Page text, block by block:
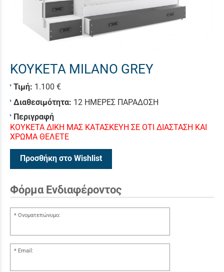
KOYKETA MILANO GREY
Τιμή: 1.100 €
Διαθεσιμότητα: 12 ΗΜΕΡΕΣ ΠΑΡΑΔΟΣΗ
Περιγραφή
KOYKETA ΔΙΚΗ ΜΑΣ ΚΑΤΑΣΚΕΥΗ ΣΕ ΟΤΙ ΔΙΑΣΤΑΣΗ ΚΑΙ
ΧΡΩΜΑ ΘΕΛΕΤΕ
Προσθήκη στο Wishlist
Φόρμα Ενδιαφέροντος
Ονοματεπώνυμο:
Email: